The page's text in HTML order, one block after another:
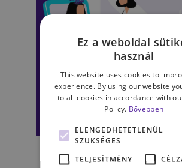
A szakirodalom az
Ez a weboldal
használ
This website uses cookies to
experience. By using our website
to all cookies in accordance with
Policy. Bővebben
ELENGEDHETETLENÜL
SZÜKSÉGES
TELJESÍTMÉNY